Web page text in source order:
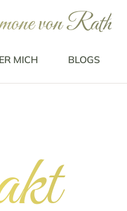
von Rath
MICH BLOGS